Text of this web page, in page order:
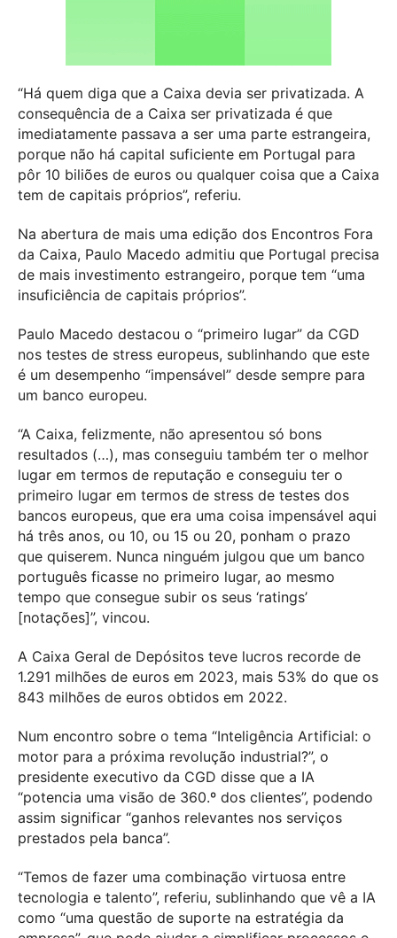
“Há quem diga que a Caixa devia ser privatizada. A
consequência de a Caixa ser privatizada é que
imediatamente passava a ser uma parte estrangeira,
porque não há capital suficiente em Portugal para
pôr 10 biliões de euros ou qualquer coisa que a Caixa
tem de capitais próprios”, referiu.
Na abertura de mais uma edição dos Encontros Fora
da Caixa, Paulo Macedo admitiu que Portugal precisa
de mais investimento estrangeiro, porque tem “uma
insuficiência de capitais próprios”.
Paulo Macedo destacou o “primeiro lugar” da CGD
nos testes de stress europeus, sublinhando que este
é um desempenho “impensável” desde sempre para
um banco europeu.
“A Caixa, felizmente, não apresentou só bons
resultados (…), mas conseguiu também ter o melhor
lugar em termos de reputação e conseguiu ter o
primeiro lugar em termos de stress de testes dos
bancos europeus, que era uma coisa impensável aqui
há três anos, ou 10, ou 15 ou 20, ponham o prazo
que quiserem. Nunca ninguém julgou que um banco
português ficasse no primeiro lugar, ao mesmo
tempo que consegue subir os seus ‘ratings’
[notações]”, vincou.
A Caixa Geral de Depósitos teve lucros recorde de
1.291 milhões de euros em 2023, mais 53% do que os
843 milhões de euros obtidos em 2022.
Num encontro sobre o tema “Inteligência Artificial: o
motor para a próxima revolução industrial?”, o
presidente executivo da CGD disse que a IA
“potencia uma visão de 360.º dos clientes”, podendo
assim significar “ganhos relevantes nos serviços
prestados pela banca”.
“Temos de fazer uma combinação virtuosa entre
tecnologia e talento”, referiu, sublinhando que vê a IA
como “uma questão de suporte na estratégia da